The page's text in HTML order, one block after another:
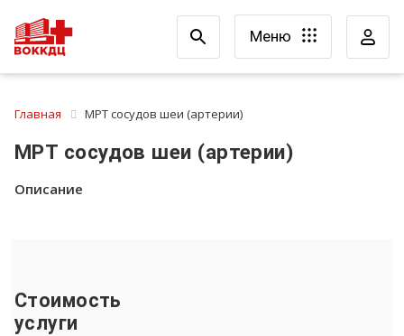
Меню
Главная МРТ сосудов шеи (артерии)
МРТ сосудов шеи (артерии)
Описание
Стоимость
услуги